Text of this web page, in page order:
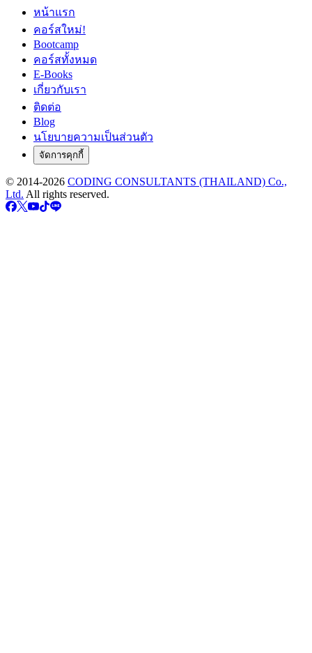
หน้าแรก
คอร์สใหม่!
Bootcamp
คอร์สทั้งหมด
E-Books
เกี่ยวกับเรา
ติดต่อ
Blog
นโยบายความเป็นส่วนตัว
จัดการคุกกี้
© 2014-2026 CODING CONSULTANTS (THAILAND) Co.,
Ltd. All rights reserved.